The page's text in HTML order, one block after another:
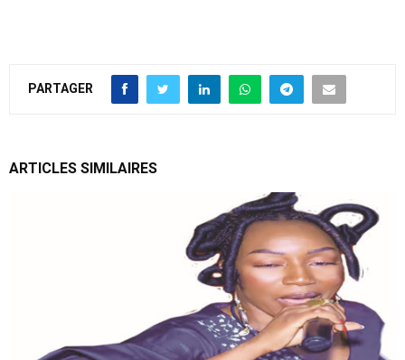
PARTAGER
ARTICLES SIMILAIRES